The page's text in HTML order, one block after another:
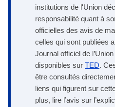
institutions de l'Union
responsabilité quant à
officielles des avis de
celles qui sont publiées
Journal officiel de
disponibles sur TED.
être consultés
liens qui figurent sur
plus, lire l’avis sur